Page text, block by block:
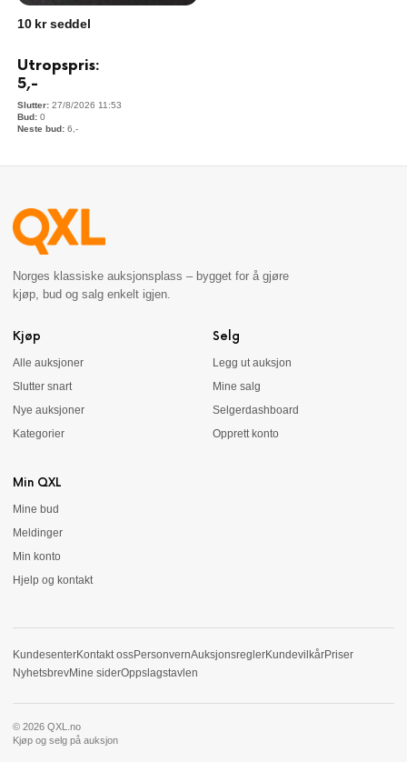
10 kr seddel
Utropspris:
5,-
27/8/2026 11:53
0
6 ,-
Norges klassiske auksjonsplass – bygget for å gjøre
kjøp, bud og salg enkelt igjen.
Kjøp
Alle auksjoner
Slutter snart
Nye auksjoner
Kategorier
Selg
Legg ut auksjon
Mine salg
Selgerdashboard
Opprett konto
Min QXL
Mine bud
Meldinger
Min konto
Hjelp og kontakt
KundesenterKontakt ossPersonvernAuksjonsreglerKundevilkårPriser
NyhetsbrevMine siderOppslagstavlen
© 2026 QXL.no
Kjøp og selg på auksjon